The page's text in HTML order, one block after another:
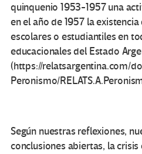
quinquenio 1953-1957 una
en el año de 1957 la
escolares o estudiantiles en
educacionales del Estado
(https://relatsargentina.com/
Peronismo/
Según nuestras reflexiones,
conclusiones abiertas, la